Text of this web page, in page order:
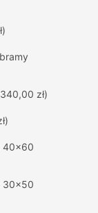
zł)
40x60
30x50